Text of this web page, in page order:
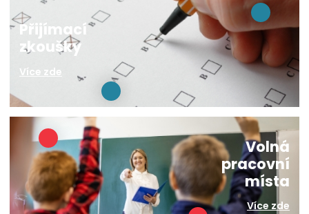
Přijímací
zkoušky
Více zde
Volná
pracovní
místa
Více zde